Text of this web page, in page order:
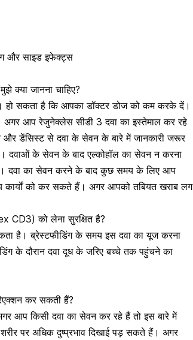
और साइड इफेक्ट्स
जानना चाहिए?
हो सकता है कि आपका डॉक्टर डोज को कम करके दें।
अगर आप रेजुनेक्लेस सीडी 3 दवा का इस्तेमाल कर रहे
डेंसिस्ट से दवा के सेवन के बारे में जानकारी जरूर
दवाओं के सेवन के बाद एल्कोहॉल का सेवन न करना
दवा का सेवन करने के बाद कुछ समय के लिए आप
को कर सकते हैं। अगर आपको तबियत खराब लग
CD3) को लेना सुरक्षित है?
है। ब्रेस्टफीडिंग के समय इस दवा का यूज करना
के दौरानदवा दूध के जरिए बच्चे तक पहुंचने का
कर सकती हैं?
आप किसी दवा का सेवन कर रहे हैं तो इस बारे में
पर अधिक दुष्प्रभाव दिखाई पड़ सकते हैं। अगर